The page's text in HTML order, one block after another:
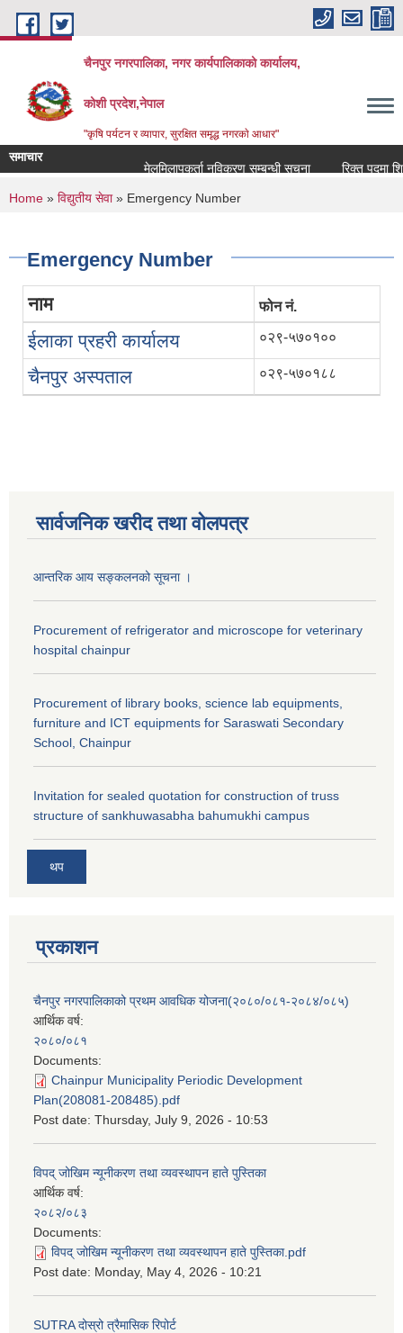
Skip to main content
चैनपुर नगरपालिका, नगर कार्यपालिकाको कार्यालय,
कोशी प्रदेश,नेपाल
"कृषि पर्यटन र व्यापार, सुरक्षित समृद्ध नगरकाे आधार"
समाचार
मेलमिलापकर्ता नविकरण सम्बन्धी सूचना
रिक्त पदमा
You are here
Home » विद्युतीय सेवा» Emergency Number
Emergency Number
नाम फोन नं.
ईलाका प्रहरी कार्यालय ०२९-५७०१००
चैनपुर अस्पताल ०२९-५७०१८८
सार्वजनिक खरीद तथा वाेलपत्र
आन्तरिक आय सङ्कलनको सूचना ।
Procurement of refrigerator and microscope for veterinary
hospital chainpur
Procurement of library books, science lab equipments,
furniture and ICT equipments for Saraswati Secondary
School, Chainpur
Invitation for sealed quotation for construction of truss
structure of sankhuwasabha bahumukhi campus
थप
प्रकाशन
चैनपुर नगरपालिकाको प्रथम आवधिक योजना(२०८०/०८१-२०८४/०८५)
आर्थिक वर्ष:
२०८०/०८१
Documents:
Chainpur Municipality Periodic Development
Plan(208081-208485).pdf
Post date: Thursday, July 9, 2026 - 10:53
विपद् जोखिम न्यूनीकरण तथा व्यवस्थापन हाते पुस्तिका
आर्थिक वर्ष:
२०८२/०८३
Documents:
विपद् जोखिम न्यूनीकरण तथा व्यवस्थापन हाते पुस्तिका.pdf
Post date: Monday, May 4, 2026 - 10:21
SUTRA दोस्रो त्रैमासिक रिपोर्ट